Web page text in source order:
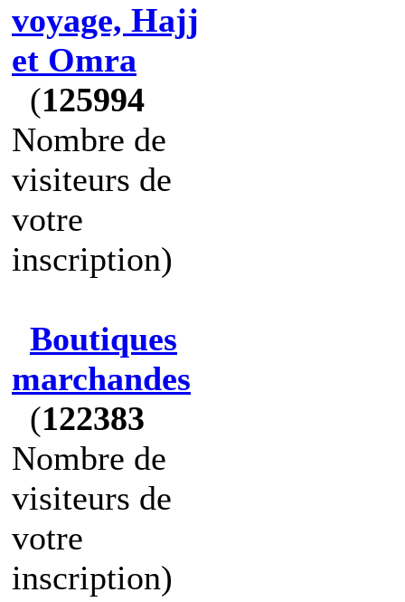
voyage, Hajj
et Omra
(125994
Nombre de
visiteurs de
votre
inscription)
Boutiques
marchandes
(122383
Nombre de
visiteurs de
votre
inscription)